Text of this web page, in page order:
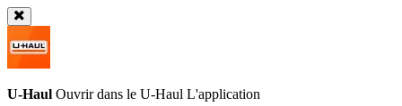
U-Haul Ouvrir dans le U-Haul L'application